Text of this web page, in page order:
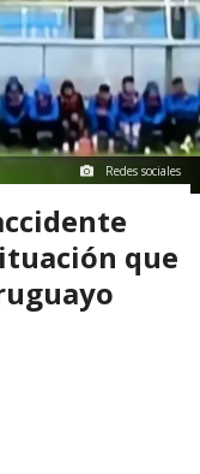
Redes sociales
que